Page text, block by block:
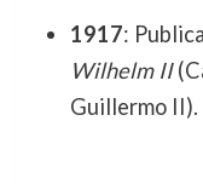
1917: Publica
Wilhelm II
Guillermo II).